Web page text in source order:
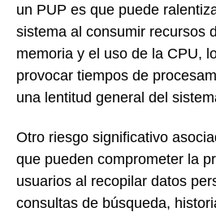
un PUP es que puede
sistema al consumir recursos
memoria y el uso de la CPU,
provocar tiempos de
una lentitud general del
Otro riesgo significativo
que pueden comprometer la
usuarios al recopilar datos
consultas de búsqueda,